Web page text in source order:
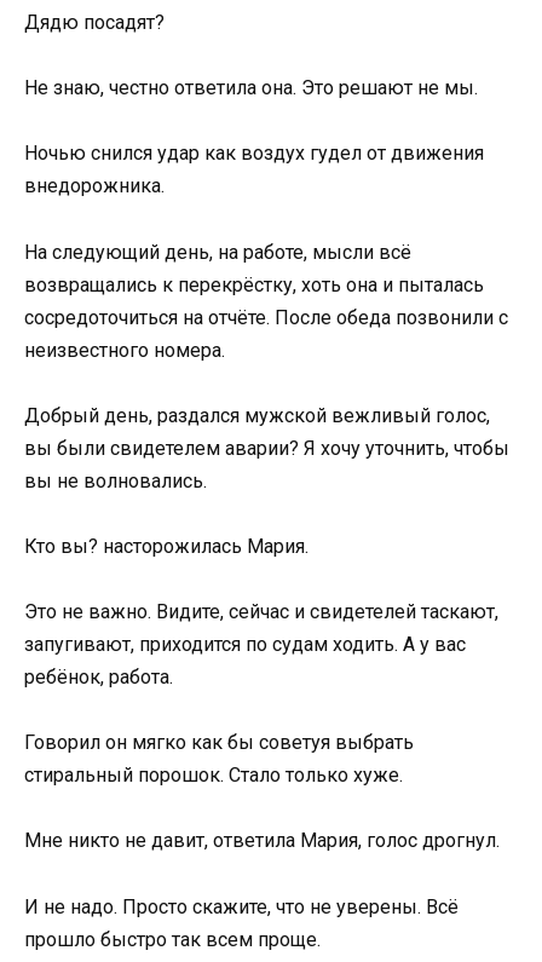
Дядю посадят?
Не знаю, честно ответила она. Это решают не мы.
Ночью снился удар как воздух гудел от движения
внедорожника.
На следующий день, на работе, мысли всё
возвращались к перекрёстку, хоть она и пыталась
сосредоточиться на отчёте. После обеда позвонили с
неизвестного номера.
Добрый день, раздался мужской вежливый голос,
вы были свидетелем аварии? Я хочу уточнить, чтобы
вы не волновались.
Кто вы? насторожилась Мария.
Это не важно. Видите, сейчас и свидетелей таскают,
запугивают, приходится по судам ходить. А у вас
ребёнок, работа.
Говорил он мягко как бы советуя выбрать
стиральный порошок. Стало только хуже.
Мне никто не давит, ответила Мария, голос дрогнул.
И не надо. Просто скажите, что не уверены. Всё
прошло быстро так всем проще.